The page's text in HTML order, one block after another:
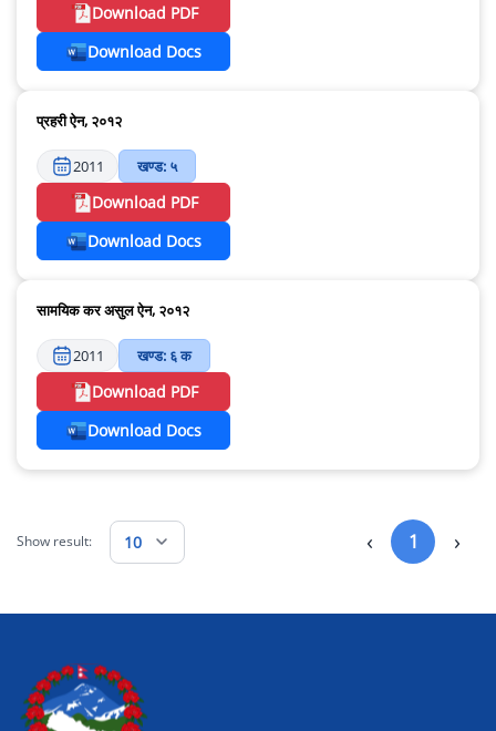
Download PDF
Download Docs
प्रहरी ऐन, २०१२
2011 खण्ड: ५
Download PDF
Download Docs
सामयिक कर असुल ऐन, २०१२
2011 खण्ड: ६ क
Download PDF
Download Docs
Show result: 10 ‹ 1 ›